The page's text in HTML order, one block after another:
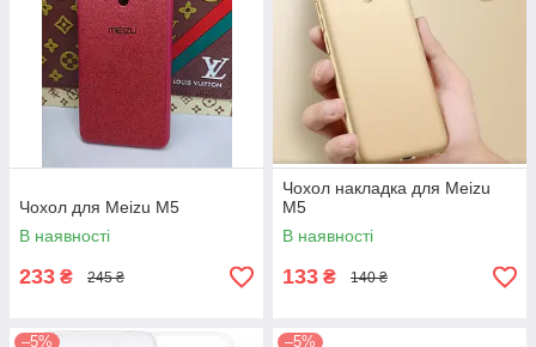
Чохол для Meizu M5
В наявності
233 ₴ 245 ₴
Чохол накладка для Meizu
M5
В наявності
133 ₴ 140 ₴
–5% –5%